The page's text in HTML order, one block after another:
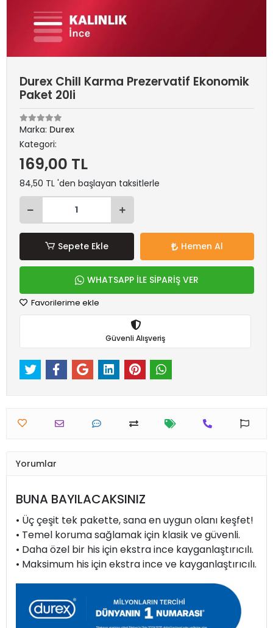
Durex Chill Karma Prezervatif Ekonomik
Paket 20li
Marka: Durex
Kategori:
169,00 TL
84,50 TL 'den başlayan taksitlerle
Sepete Ekle Hemen Al
WHATSAPP İLE SİPARİŞ VER
Favorilerime ekle
Güvenli Alışveriş
Yorumlar
BUNA BAYILACAKSINIZ
• Üç çeşit tek pakette, sana en uygun olanı keşfet!
• Temel koruma sağlamak için klasik ve güvenli.
• Daha özel bir his için ekstra ince kayganlaştırıcılı.
• Maksimum his için ekstra ince ve kayganlaştırıcılı.